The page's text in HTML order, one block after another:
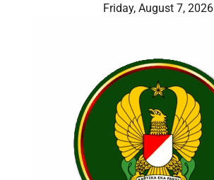
Friday, August 7, 2026